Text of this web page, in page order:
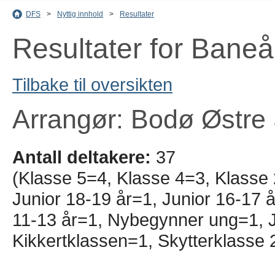
DFS > Nyttig innhold > Resultater
Resultater for
Tilbake til oversikten
Arrangør: Bodø Østre
Antall deltakere: 37
(Klasse 5=4, Klasse 4=3,
Junior 18-19 år=1, Junior 16-17
11-13 år=1, Nybegynner ung=1,
Kikkertklassen=1, Skytterklasse